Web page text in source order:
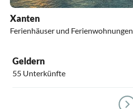
Xanten
Ferienhäuser und Ferienwohnungen
Geldern
55 Unterkünfte